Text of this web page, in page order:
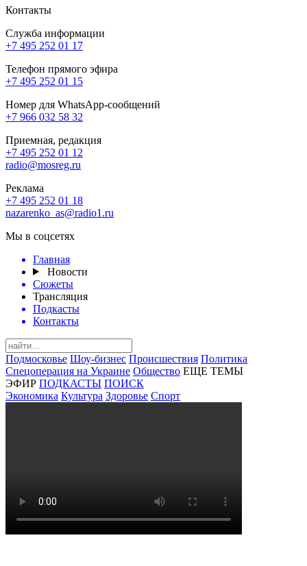
Контакты
Служба информации
+7 495 252 01 17
Телефон прямого эфира
+7 495 252 01 15
Номер для WhatsApp-сообщений
+7 966 032 58 32
Приемная, редакция
+7 495 252 01 12
radio@mosreg.ru
Реклама
+7 495 252 01 18
nazarenko_as@radio1.ru
Мы в соцсетях
Главная
Новости
Сюжеты
Трансляция
Подкасты
Контакты
Подмосковье Шоу-бизнес Происшествия Политика
Спецоперация на Украине Общество ЕЩЕ ТЕМЫ
ЭФИР ПОДКАСТЫ ПОИСК
Экономика Культура Здоровье Спорт